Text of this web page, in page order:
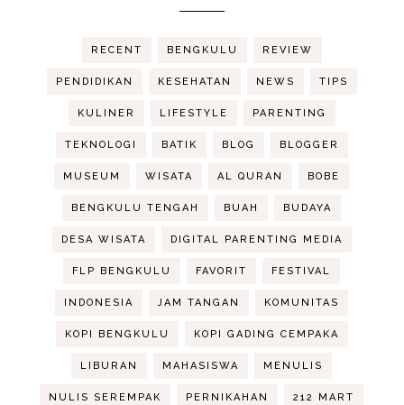
RECENT BENGKULU REVIEW
PENDIDIKAN KESEHATAN NEWS TIPS
KULINER LIFESTYLE PARENTING
TEKNOLOGI BATIK BLOG BLOGGER
MUSEUM WISATA AL QURAN BOBE
BENGKULU TENGAH BUAH BUDAYA
DESA WISATA DIGITAL PARENTING MEDIA
FLP BENGKULU FAVORIT FESTIVAL
INDONESIA JAM TANGAN KOMUNITAS
KOPI BENGKULU KOPI GADING CEMPAKA
LIBURAN MAHASISWA MENULIS
NULIS SEREMPAK PERNIKAHAN 212 MART